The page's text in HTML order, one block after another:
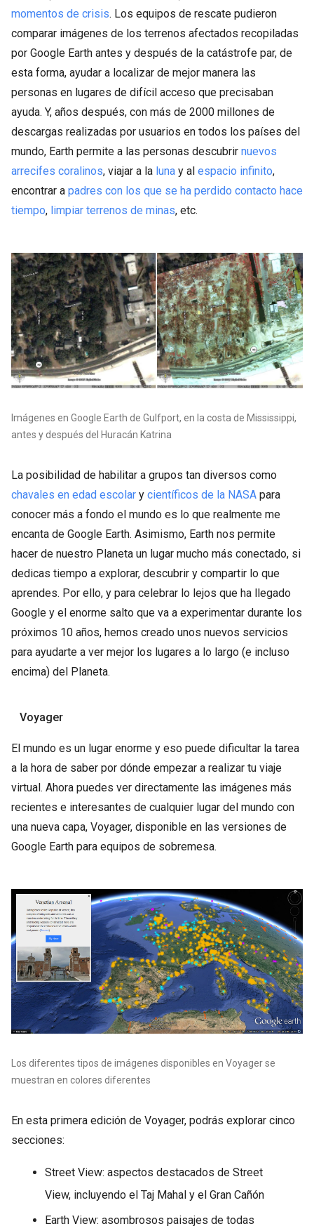
momentos de crisis. Los equipos de rescate pudieron
comparar imágenes de los terrenos afectados recopiladas
por Google Earth antes y después de la catástrofe par, de
esta forma, ayudar a localizar de mejor manera las
personas en lugares de difícil acceso que precisaban
ayuda. Y, años después, con más de 2000 millones de
descargas realizadas por usuarios en todos los países del
mundo, Earth permite a las personas descubrir nuevos
arrecifes coralinos, viajar a la luna y al espacio infinito,
encontrar a padres con los que se ha perdido contacto hace
tiempo, limpiar terrenos de minas, etc.
Imágenes en Google Earth de Gulfport, en la costa de Mississippi,
antes y después del Huracán Katrina
La posibilidad de habilitar a grupos tan diversos como
chavales en edad escolar y científicos de la NASA para
conocer más a fondo el mundo es lo que realmente me
encanta de Google Earth. Asimismo, Earth nos permite
hacer de nuestro Planeta un lugar mucho más conectado, si
dedicas tiempo a explorar, descubrir y compartir lo que
aprendes. Por ello, y para celebrar lo lejos que ha llegado
Google y el enorme salto que va a experimentar durante los
próximos 10 años, hemos creado unos nuevos servicios
para ayudarte a ver mejor los lugares a lo largo (e incluso
encima) del Planeta.
Voyager
El mundo es un lugar enorme y eso puede dificultar la tarea
a la hora de saber por dónde empezar a realizar tu viaje
virtual. Ahora puedes ver directamente las imágenes más
recientes e interesantes de cualquier lugar del mundo con
una nueva capa, Voyager, disponible en las versiones de
Google Earth para equipos de sobremesa.
Los diferentes tipos de imágenes disponibles en Voyager se
muestran en colores diferentes
En esta primera edición de Voyager, podrás explorar cinco
secciones:
Street View: aspectos destacados de Street
View, incluyendo el Taj Mahal y el Gran Cañón
Earth View: asombrosos paisajes de todas